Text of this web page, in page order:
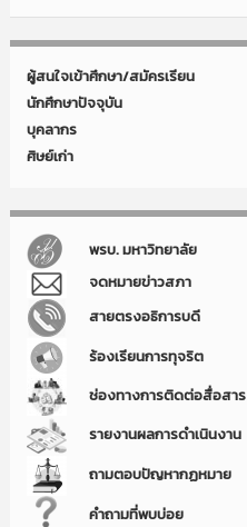
ผู้สนใจเข้าศึกษา/สมัครเรียน
นักศึกษาปัจจุบัน
บุคลากร
ศิษย์เก่า
พรบ. มหาวิทยาลัย
จดหมายข่าวสภา
สายตรงอธิการบดี
ร้องเรียนการทุจริต
ช่องทางการติดต่อสื่อสาร
รายงานผลการดำเนินงาน
ถามตอบปัญหากฏหมาย
คำถามที่พบบ่อย